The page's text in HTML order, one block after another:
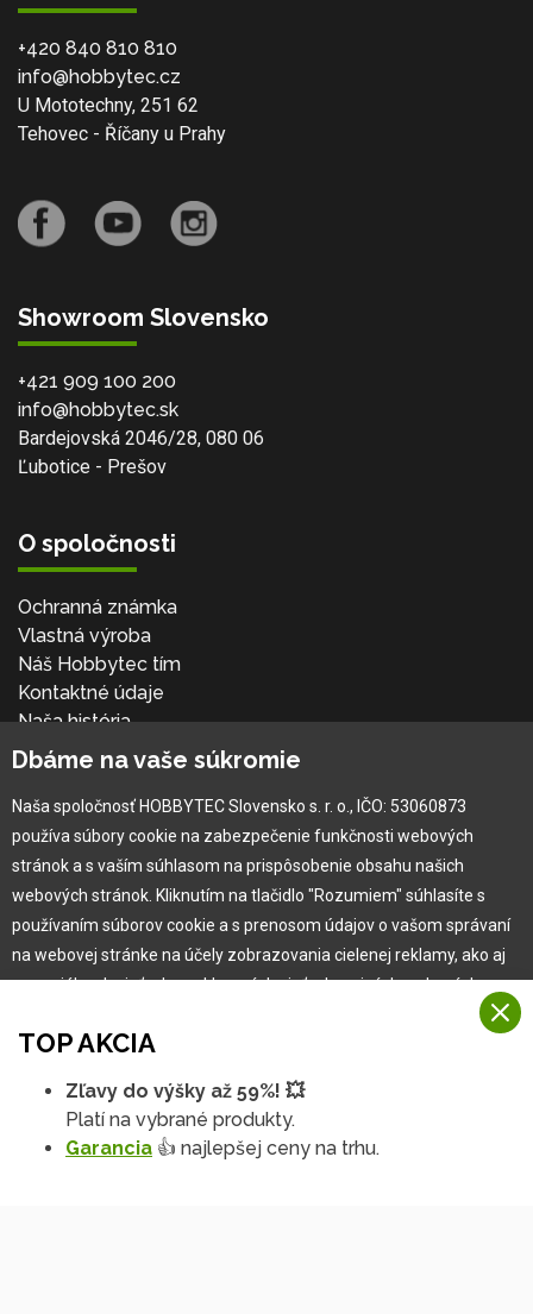
+420 840 810 810
info@hobbytec.cz
U Mototechny, 251 62
Tehovec - Říčany u Prahy
Showroom Slovensko
+421 909 100 200
info@hobbytec.sk
Bardejovská 2046/28, 080 06
Ľubotice - Prešov
O spoločnosti
Ochranná známka
Vlastná výroba
Náš Hobbytec tím
Kontaktné údaje
Naša história
Kariéra
Pre zákazníka
Garancia najlepšej ceny
Užívateľský manuál
Obchodné podmienky
Zákazník & partner
Novinky
TOP AKCIA
Zľavy do výšky až 59%! 💥
Platí na vybrané produkty.
Garancia 👍 najlepšej ceny na trhu.
Dbáme na vaše súkromie
Naša spoločnosť HOBBYTEC Slovensko s. r. o., IČO: 53060873
používa súbory cookie na zabezpečenie funkčnosti webových
stránok a s vaším súhlasom na prispôsobenie obsahu našich
webových stránok. Kliknutím na tlačidlo "Rozumiem" súhlasíte s
používaním súborov cookie a s prenosom údajov o vašom správaní
na webovej stránke na účely zobrazovania cielenej reklamy, ako aj
na sociálnych sieťach a reklamných sieťach na iných webových
Viac informácií
Na našich webových stránkach používame niekoľko kategórií
Rozumiem